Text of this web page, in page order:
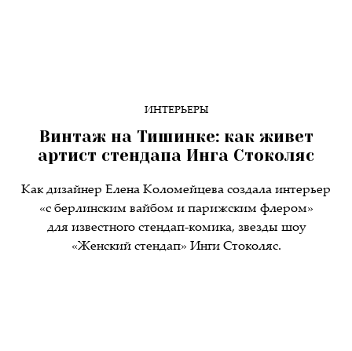
ИНТЕРЬЕРЫ
Винтаж на Тишинке: как живет
артист стендапа Инга Стоколяс
Как дизайнер Елена Коломейцева создала интерьер
«с берлинским вайбом и парижским флером»
для известного стендап-комика, звезды шоу
«Женский стендап» Инги Стоколяс.